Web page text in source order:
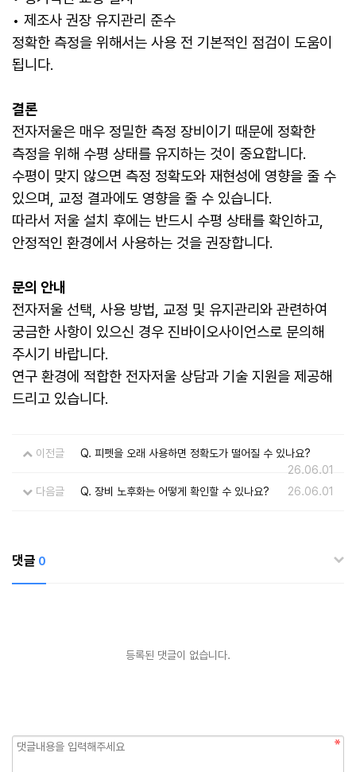
• 제조사 권장 유지관리 준수
정확한 측정을 위해서는 사용 전 기본적인 점검이 도움이
됩니다.
결론
전자저울은 매우 정밀한 측정 장비이기 때문에 정확한
측정을 위해 수평 상태를 유지하는 것이 중요합니다.
수평이 맞지 않으면 측정 정확도와 재현성에 영향을 줄 수
있으며, 교정 결과에도 영향을 줄 수 있습니다.
따라서 저울 설치 후에는 반드시 수평 상태를 확인하고,
안정적인 환경에서 사용하는 것을 권장합니다.
문의 안내
전자저울 선택, 사용 방법, 교정 및 유지관리와 관련하여
궁금한 사항이 있으신 경우 진바이오사이언스로 문의해
주시기 바랍니다.
연구 환경에 적합한 전자저울 상담과 기술 지원을 제공해
드리고 있습니다.
이전글
Q. 피펫을 오래 사용하면 정확도가 떨어질 수 있나요?
26.06.01
다음글
Q. 장비 노후화는 어떻게 확인할 수 있나요? 26.06.01
댓글 0
등록된 댓글이 없습니다.